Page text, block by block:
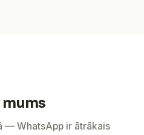
— WhatsApp ir ātrākais